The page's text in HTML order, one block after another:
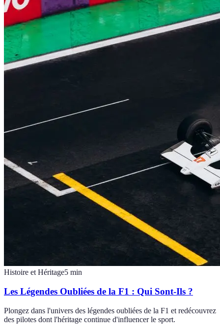
Histoire et Héritage5 min
Les Légendes Oubliées de la F1 : Qui Sont-Ils ?
Plongez dans l'univers des légendes oubliées de la F1 et redécouvrez
des pilotes dont l'héritage continue d'influencer le sport.